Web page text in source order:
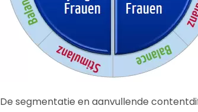
De segmentatie en aanvullende